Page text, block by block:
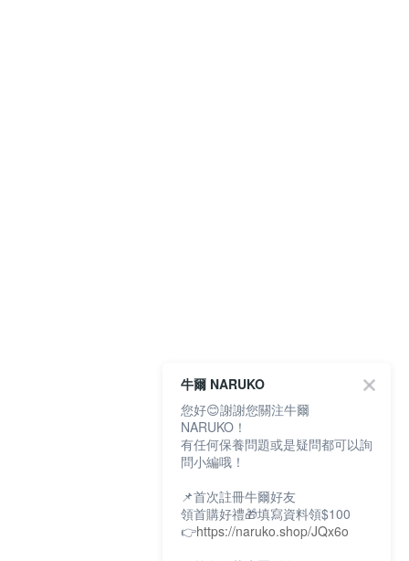
牛爾 NARUKO
您好😊謝謝您關注牛爾
NARUKO！
有任何保養問題或是疑問都可以詢
問小編哦！
📌首次註冊牛爾好友
領首購好禮🎁填寫資料領$100
👉https://naruko.shop/JQx6o